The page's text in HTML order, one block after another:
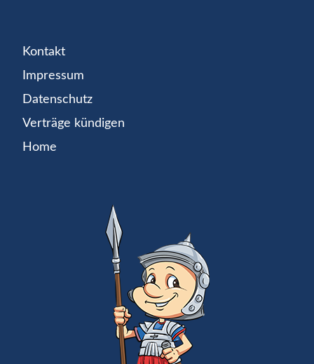
Kontakt
Impressum
Datenschutz
Verträge kündigen
Home